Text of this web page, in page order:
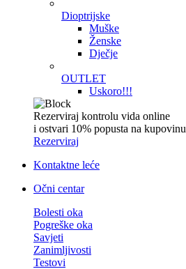
Dioptrijske
Muške
Ženske
Dječje
OUTLET
Uskoro!!!
Rezerviraj kontrolu vida online
i ostvari 10% popusta na kupovinu
Rezerviraj
Kontaktne leće
Očni centar
Bolesti oka
Pogreške oka
Savjeti
Zanimljivosti
Testovi